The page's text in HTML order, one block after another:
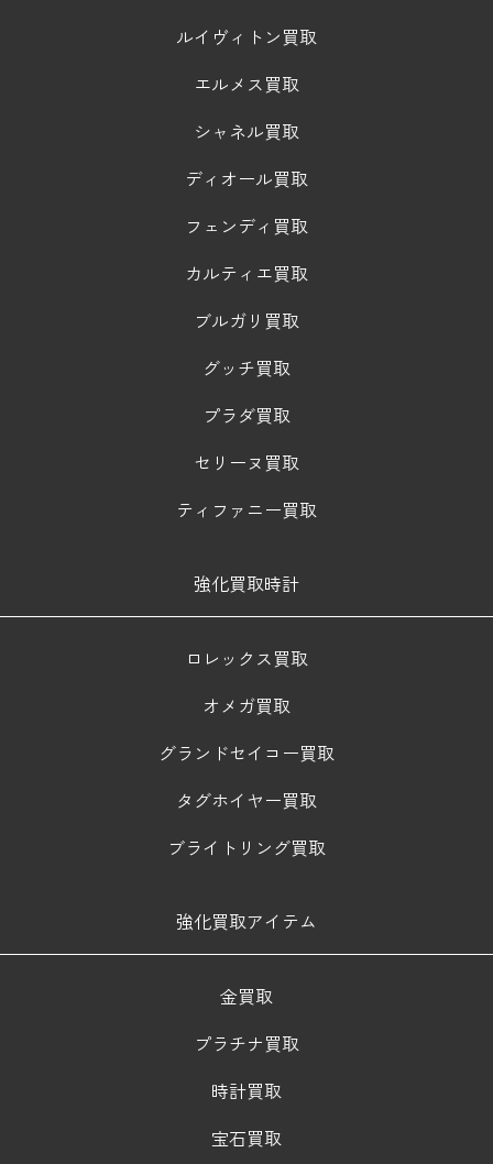
ルイヴィトン買取
エルメス買取
シャネル買取
ディオール買取
フェンディ買取
カルティエ買取
ブルガリ買取
グッチ買取
プラダ買取
セリーヌ買取
ティファニー買取
強化買取時計
ロレックス買取
オメガ買取
グランドセイコー買取
タグホイヤー買取
ブライトリング買取
強化買取アイテム
金買取
プラチナ買取
時計買取
宝石買取